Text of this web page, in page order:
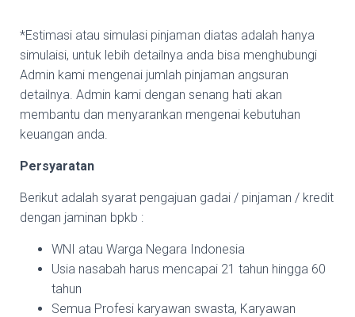
*Estimasi atau simulasi pinjaman diatas adalah hanya
simulaisi, untuk lebih detailnya anda bisa menghubungi
Admin kami mengenai jumlah pinjaman angsuran
detailnya. Admin kami dengan senang hati akan
membantu dan menyarankan mengenai kebutuhan
keuangan anda.
Persyaratan
Berikut adalah syarat pengajuan gadai / pinjaman / kredit
dengan jaminan bpkb :
WNI atau Warga Negara Indonesia
Usia nasabah harus mencapai 21 tahun hingga 60
tahun
Semua Profesi karyawan swasta, Karyawan